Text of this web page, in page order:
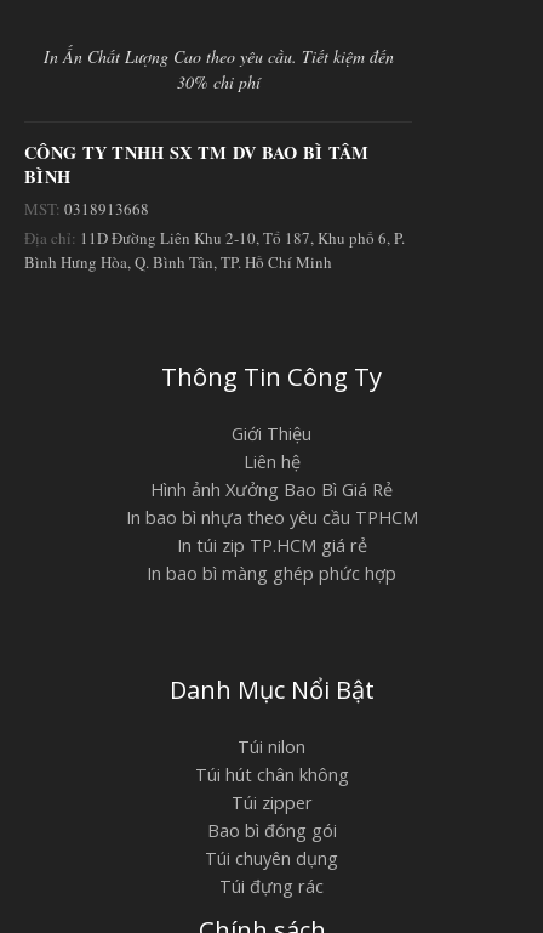
In Ấn Chất Lượng Cao theo yêu cầu. Tiết kiệm đến
30% chi phí
CÔNG TY TNHH SX TM DV BAO BÌ TÂM
BÌNH
MST: 0318913668
Địa chỉ: 11D Đường Liên Khu 2-10, Tổ 187, Khu phố 6, P.
Bình Hưng Hòa, Q. Bình Tân, TP. Hồ Chí Minh
Thông Tin Công Ty
Giới Thiệu
Liên hệ
Hình ảnh Xưởng Bao Bì Giá Rẻ
In bao bì nhựa theo yêu cầu TPHCM
In túi zip TP.HCM giá rẻ
In bao bì màng ghép phức hợp
Danh Mục Nổi Bật
Túi nilon
Túi hút chân không
Túi zipper
Bao bì đóng gói
Túi chuyên dụng
Túi đựng rác